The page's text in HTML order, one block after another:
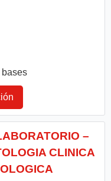
bases
–
CLINICA